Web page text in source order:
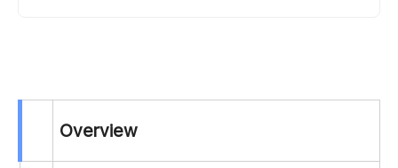
Overview